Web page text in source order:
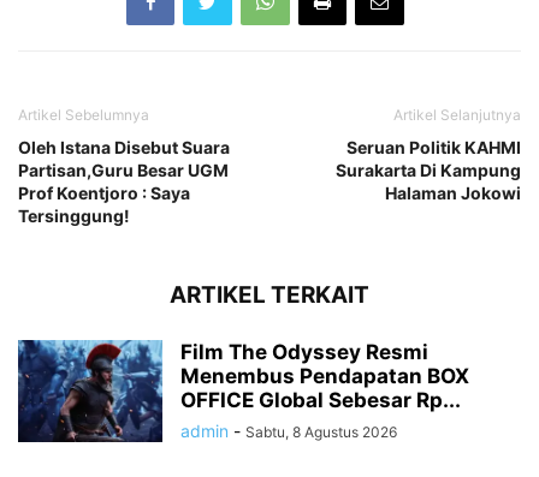
Artikel Sebelumnya
Oleh Istana Disebut Suara
Partisan,Guru Besar UGM
Prof Koentjoro : Saya
Tersinggung!
Artikel Selanjutnya
Seruan Politik KAHMI
Surakarta Di Kampung
Halaman Jokowi
ARTIKEL TERKAIT
Film The Odyssey Resmi
Menembus Pendapatan BOX
OFFICE Global Sebesar Rp...
admin - Sabtu, 8 Agustus 2026